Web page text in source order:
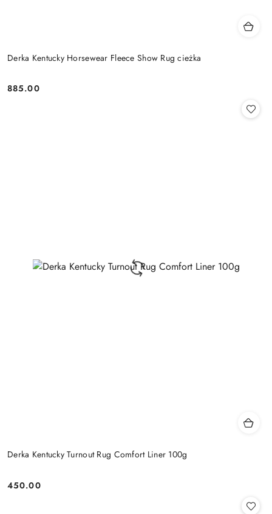
Derka Kentucky Horsewear Fleece Show Rug cieżka
Cena:
885.00
Derka Kentucky Turnout Rug Comfort Liner 100g
Cena:
450.00